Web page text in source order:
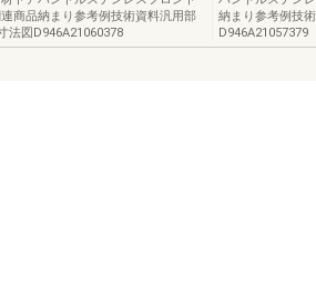
商品納まり参考例技術資料汎用部
法図D946A21060378
納まり参考例技
D946A21057379